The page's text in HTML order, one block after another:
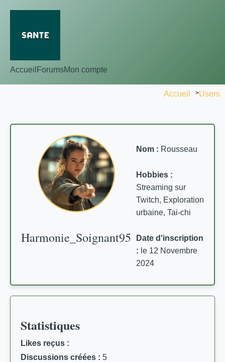
Accueil ForumsMon compte
Accueil >Users
Harmonie_Soignant95
Nom : Rousseau
Hobbies :
Streaming sur
Twitch, Exploration
urbaine, Tai-chi
Date d'inscription
: le 12 Novembre
2024
Statistiques
Likes reçus :
Discussions créées : 5